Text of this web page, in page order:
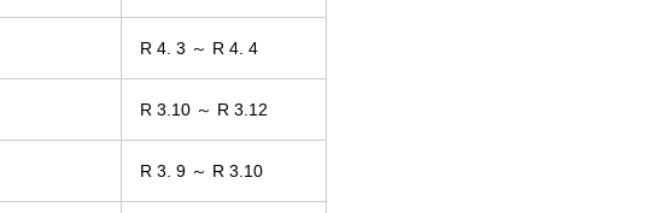
R 4. 3 ～ R 4. 4
R 3.10 ～ R 3.12
R 3. 9 ～ R 3.10